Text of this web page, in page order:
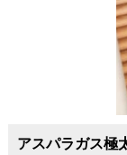
アスパラガス極